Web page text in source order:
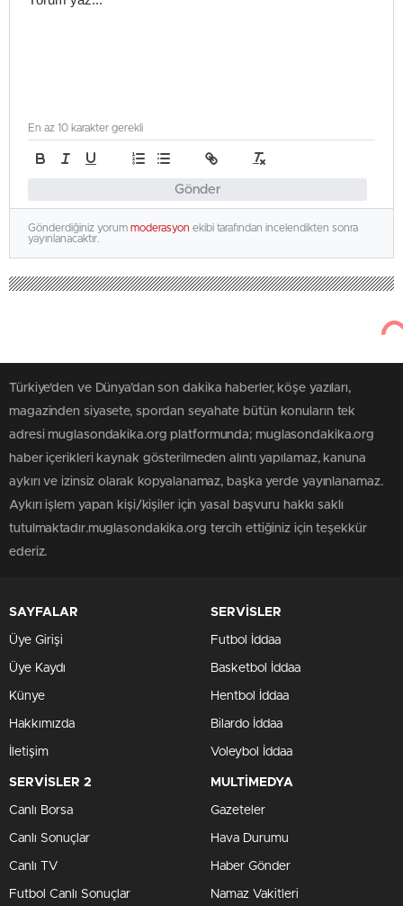
Gönder
En az 10 karakter gerekli
Gönderdiğiniz yorum moderasyon ekibi tarafından incelendikten sonra
yayınlanacaktır.
Türkiye'den ve Dünya’dan son dakika haberler, köşe yazıları,
magazinden siyasete, spordan seyahate bütün konuların tek
adresi muglasondakika.org platformunda; muglasondakika.org
haber içerikleri kaynak gösterilmeden alıntı yapılamaz, kanuna
aykırı ve izinsiz olarak kopyalanamaz, başka yerde yayınlanamaz.
Aykırı işlem yapan kişi/kişiler için yasal başvuru hakkı saklı
tutulmaktadır.muglasondakika.org tercih ettiğiniz için teşekkür
ederiz.
SAYFALAR
Üye Girişi
Üye Kaydı
Künye
Hakkımızda
İletişim
SERVİSLER
Futbol İddaa
Basketbol İddaa
Hentbol İddaa
Bilardo İddaa
Voleybol İddaa
SERVİSLER 2
Canlı Borsa
Canlı Sonuçlar
Canlı TV
Futbol Canlı Sonuçlar
MULTİMEDYA
Gazeteler
Hava Durumu
Haber Gönder
Namaz Vakitleri